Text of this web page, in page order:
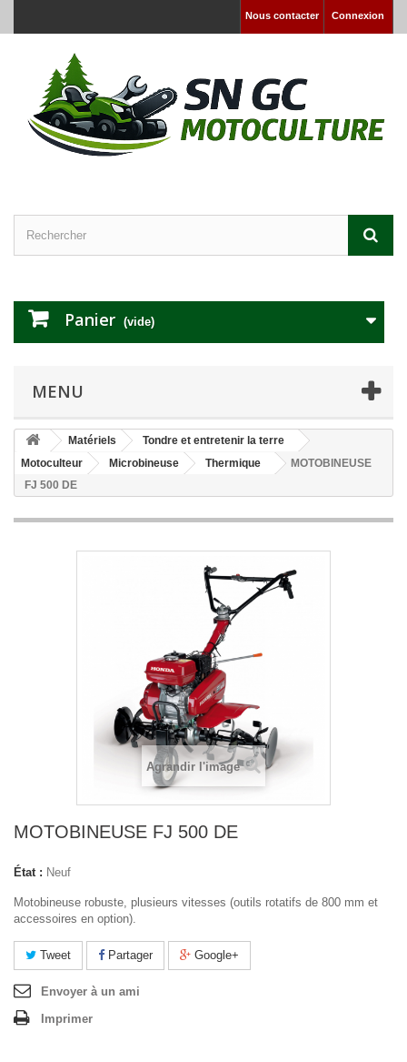
Connexion
Nous contacter
Panier (vide)
MENU
Matériels
Tondre et entretenir la terre
Motoculteur
Microbineuse Thermique
MOTOBINEUSE
FJ 500 DE
Agrandir l'image
MOTOBINEUSE FJ 500 DE
État : Neuf
Motobineuse robuste, plusieurs vitesses (outils rotatifs de 800 mm et
accessoires en option).
Tweet Partager Google+
Envoyer à un ami
Imprimer